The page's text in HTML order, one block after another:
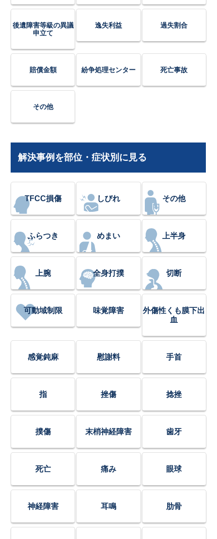
後遺障害等級の異議
申立て
逸失利益 過失割合
賠償金額 紛争処理センター 死亡事故
その他
解決事例を部位・症状別に見る
TFCC損傷 しびれ その他
ふらつき めまい 上半身
上腕 全身打撲 切断
可動域制限 味覚障害
外傷性くも膜下出
血
感覚鈍麻 慰謝料 手首
指 挫傷 捻挫
撲傷 末梢神経障害 歯牙
死亡 痛み 眼球
神経障害 耳鳴 肋骨